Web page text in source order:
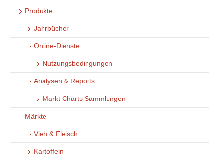
Produkte
Jahrbücher
Online-Dienste
Nutzungsbedingungen
Analysen & Reports
Markt Charts Sammlungen
Märkte
Vieh & Fleisch
Kartoffeln